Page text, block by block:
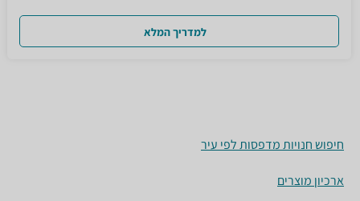
למדריך המלא
חיפוש חנויות מדפסות לפי עיר
ארכיון מוצרים